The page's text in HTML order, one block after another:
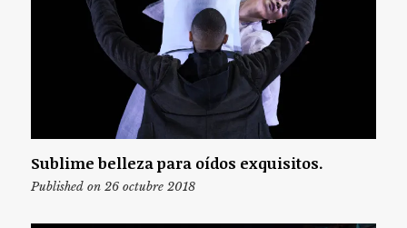
Sublime belleza para oídos exquisitos.
Published on 26 octubre 2018